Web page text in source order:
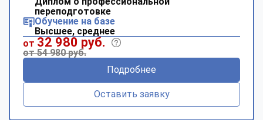
переподготовке
Обучение на базе
Высшее, среднее
от 32 980 руб.
от 54 980 руб.
Подробнее
Оставить заявку